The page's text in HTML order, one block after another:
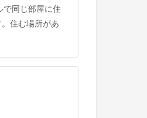
で同じ部屋に住
住む場所があ